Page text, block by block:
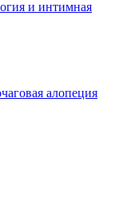
и интимная
алопеция